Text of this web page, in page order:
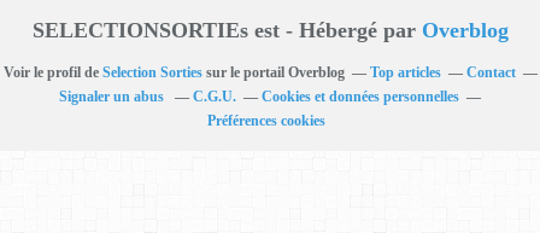
SELECTIONSORTIEs est - Hébergé par Overblog
Voir le profil de Selection Sortiessur le portail Overblog Top articles
Contact
Signaler un abus
C.G.U.
Cookies et données personnelles
Préférences cookies